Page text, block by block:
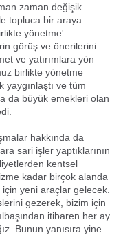
zaman değişik
topluca bir araya
yönetme'
görüş ve önerilerini
ve yatırımlara yön
birlikte yönetme
yaygınlaştı ve tüm
da büyük emekleri olan
hakkında da
sari işler yaptıklarının
kentsel
kadar birçok alanda
yeni araçlar gelecek.
gezerek, bizim için
itibaren her ay
Bunun yanısıra yine